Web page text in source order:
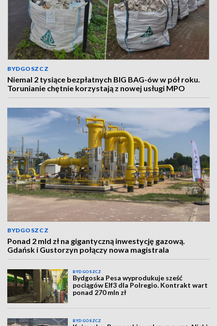
BYDGOSZCZ
Niemal 2 tysiące bezpłatnych BIG BAG-ów w pół roku.
Torunianie chętnie korzystają z nowej usługi MPO
BYDGOSZCZ
Ponad 2 mld zł na gigantyczną inwestycję gazową.
Gdańsk i Gustorzyn połączy nowa magistrala
BYDGOSZCZ
Bydgoska Pesa wyprodukuje sześć
pociągów Elf3 dla Polregio. Kontrakt wart
ponad 270 mln zł
BYDGOSZCZ